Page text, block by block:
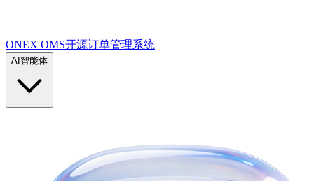
ONEX OMS开源订单管理系统
AI智能体